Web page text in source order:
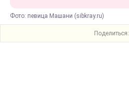
Фото: певица Машани (sibkray.ru)
Поделиться: